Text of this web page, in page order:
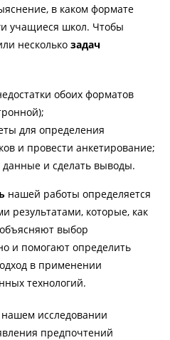
в каком формате
учащиеся школ. Чтобы
несколько задач
обоих форматов
для определения
и провести анкетирование;
и сделать выводы.
нашей работы определяется
результатами, которые, как
объясняют выбор
и помогают определить
в применении
технологий.
исследовании
предпочтений